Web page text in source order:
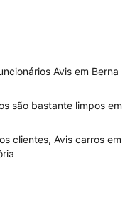
Avis em Berna
são bastante limpos em
clientes, Avis carros em